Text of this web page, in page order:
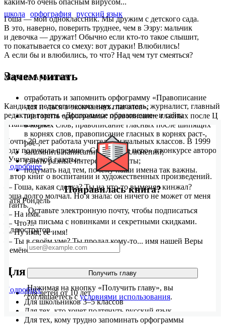
каким-то очень опасным вирусом...
Гоша — мой одноклассник. Мы дружим с детского сада.
В это, наверно, поверить труднее, чем в Эзру: мальчик
и девочка — дружат! Обычно если кто-то такое слышит,
то покатывается со смеху: вот дураки! Влюбились!
А если бы и влюбились, то что? Над чем тут смеяться?
Зачем читать
отработать и запомнить орфограмму «Правописание
-тся и -ться в окончаниях глаголов»;
повторить орфограммы: правописание гласных после Ц
в корнях слов, правописание гласных после шипящих
в корнях слов, правописание гласных в корнях раст-,
рос-;
запомнить написание слов-исключений;
узнать разные интересные факты;
подумать над тем, почему наши имена так важны.
— Гоша, какая сделка? Ты на что-то выменял кинжал?
Гоша долго молчал. Но я знала: он ничего не может от меня
утаить.
— На имя.
— Что?..
— Ну имя, её имя!
— Ты в своём уме? Ты продал кому-то... имя нашей Веры
Семёновны?
Для кого
Для детей от 10 лет
Для школьников 3–5 классов
Для тех, кто хочет подтянуть русский язык
Для тех, кому трудно запоминать орфограммы
школа орфография русский язык
Марина Аромштам
Кандидат педагогических наук, писатель, журналист, главный
редактор газеты «Дошкольное образование» и сайта
«Папмамбук».
Почти 20 лет работала учителем начальных классов. В 1999
году получила премию «Серебряное перо» в конкурсе авторов
«Учительской газеты».
Автор книг о воспитании и художественных произведений.
Подробнее
Катя Рондель
Иллюстратор.
Подробнее
Понравилась книга?
Оставьте электронную почту, чтобы подписаться
на письма с новинками и секретными скидками.
Получить главу
Нажимая на кнопку «Получить главу», вы
соглашаетесь с условиями использования.